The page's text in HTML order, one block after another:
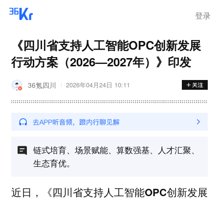
登录
《四川省支持人工智能OPC创新发展
行动方案（2026—2027年）》印发
36氪四川 2026年04月24日 10:11
链式培育、场景赋能、算数强基、人才汇聚、
生态育优。
近日，
《四川省支持人工智能OPC创新发展